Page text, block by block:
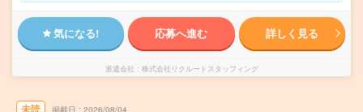
気になる! 応募へ進む 詳しく見る
派遣会社 株式会社リクルートスタッフィング
未読 掲載日 2026/08/04